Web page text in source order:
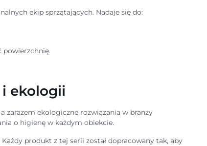
ekip sprzątających. Nadaje się do:
ekologii
zarazem ekologiczne rozwiązania w branży
o higienę w każdym obiekcie.
produkt z tej serii został dopracowany tak, aby